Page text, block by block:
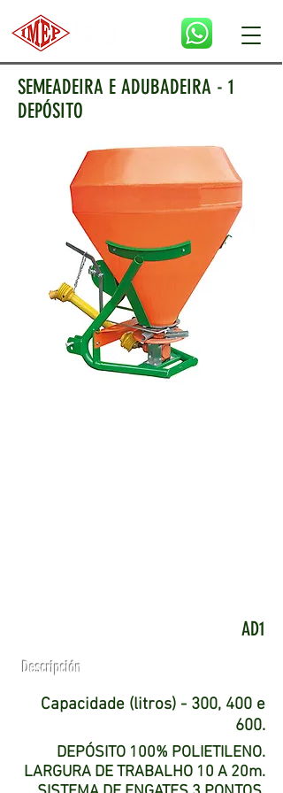
SEMEADEIRA E ADUBADEIRA - 1
DEPÓSITO
AD1
Descripción
Capacidade (litros) - 300, 400 e
600.
DEPÓSITO 100% POLIETILENO.
LARGURA DE TRABALHO 10 A 20m.